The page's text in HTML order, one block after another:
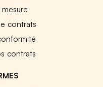
mesure
contrats
contrats